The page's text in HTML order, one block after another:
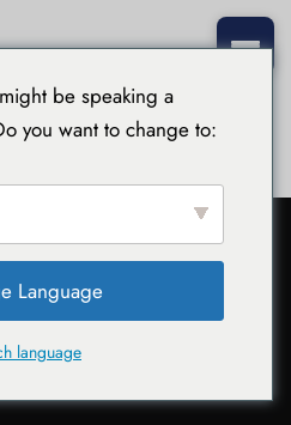
be speaking a
you want to change to:
Language
language